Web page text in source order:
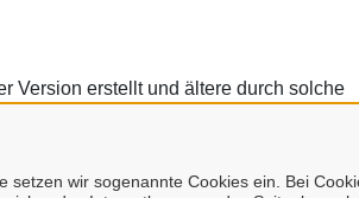
wir sogenannte Cookies ein. Bei
Version erstellt und ältere durch solche
nicht barrierefrei vor.